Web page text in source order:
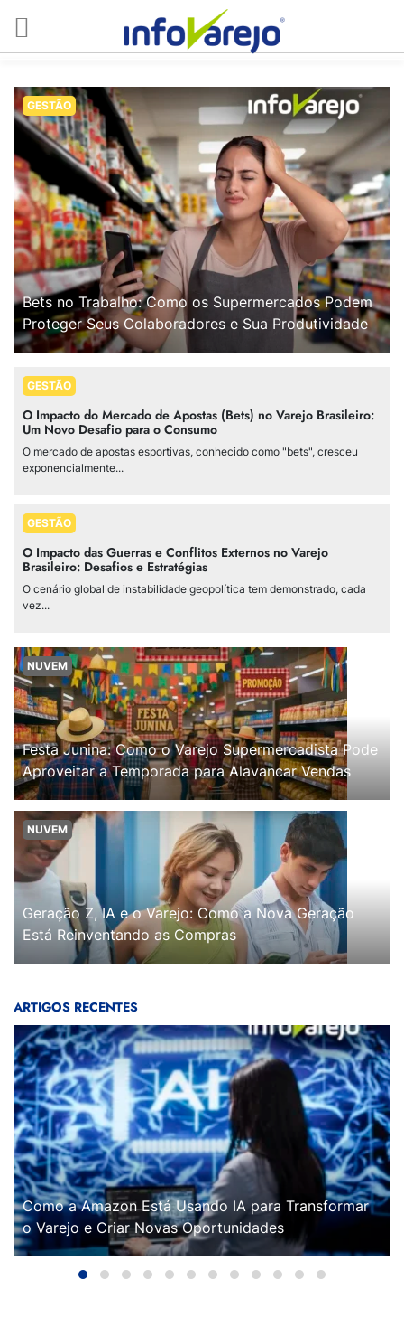
GESTÃO
Bets no Trabalho: Como os Supermercados Podem
Proteger Seus Colaboradores e Sua Produtividade
GESTÃO
O Impacto do Mercado de Apostas (Bets) no Varejo Brasileiro:
Um Novo Desafio para o Consumo
O mercado de apostas esportivas, conhecido como "bets", cresceu
exponencialmente...
GESTÃO
O Impacto das Guerras e Conflitos Externos no Varejo
Brasileiro: Desafios e Estratégias
O cenário global de instabilidade geopolítica tem demonstrado, cada
vez...
NUVEM
Festa Junina: Como o Varejo Supermercadista Pode
Aproveitar a Temporada para Alavancar Vendas
NUVEM
Geração Z, IA e o Varejo: Como a Nova Geração
Está Reinventando as Compras
ARTIGOS RECENTES
Como a Amazon Está Usando IA para Transformar
o Varejo e Criar Novas Oportunidades